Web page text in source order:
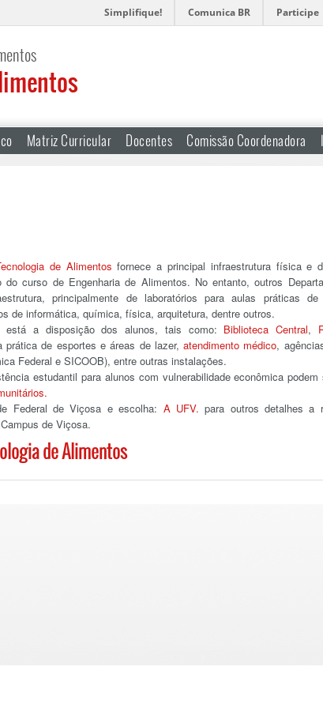
Simplifique! Comunica BR Participe
Matriz Curricular Docentes Comissão Coordenadora
de Alimentos fornece a principal infraestrutura física e
do curso de Engenharia de Alimentos. No entanto, outros
principalmente de laboratórios para aulas práticas de
de informática, química, física, arquitetura, dentre outros.
está a disposição dos alunos, tais como: Biblioteca Central,
prática de esportes e áreas de lazer,atendimento médico,
Federal e SICOOB), entre outras instalações.
estudantil para alunos com vulnerabilidade econômica podem
Federal de Viçosa e escolha: A UFV. para outros detalhes a
de Viçosa.
de Alimentos